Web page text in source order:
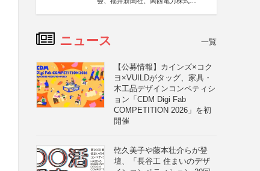
ニュース 一覧
【公募情報】カインズ×コク
ヨ×VUILDがタッグ、家具・
木工品デザインコンペティシ
ョン「CDM Digi Fab
COMPETITION 2026」を初
開催
乾久美子や藤本壮介らが登
壇、「長谷工 住まいのデザ